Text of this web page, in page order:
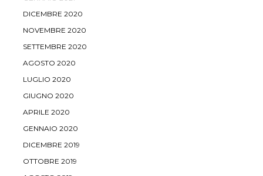
DICEMBRE 2020
NOVEMBRE 2020
SETTEMBRE 2020
AGOSTO 2020
LUGLIO 2020
GIUGNO 2020
APRILE 2020
GENNAIO 2020
DICEMBRE 2019
OTTOBRE 2019